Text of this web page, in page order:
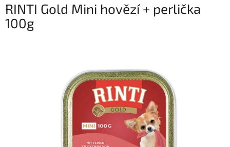
RINTI Gold Mini hovězí + perlička
100g